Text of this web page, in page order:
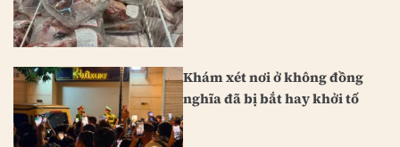
Khám xét nơi ở không đồng
nghĩa đã bị bắt hay khởi tố